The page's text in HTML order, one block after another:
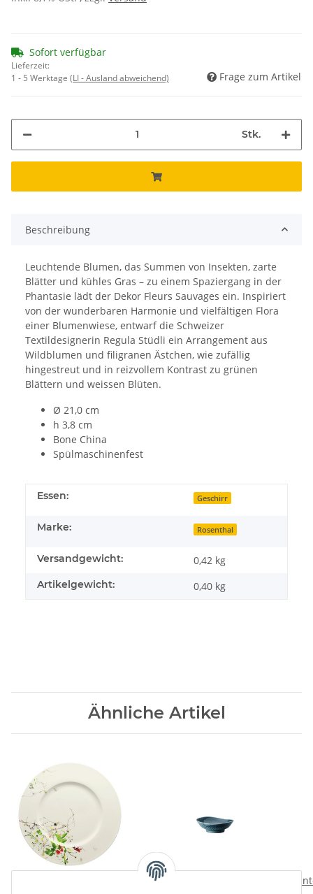
Sofort verfügbar
Lieferzeit:
1 - 5 Werktage (LI - Ausland abweichend) Frage zum Artikel
Stk.
Beschreibung
Leuchtende Blumen, das Summen von Insekten, zarte
Blätter und kühles Gras – zu einem Spaziergang in der
Phantasie lädt der Dekor Fleurs Sauvages ein. Inspiriert
von der wunderbaren Harmonie und vielfältigen Flora
einer Blumenwiese, entwarf die Schweizer
Textildesignerin Regula Stüdli ein Arrangement aus
Wildblumen und filigranen Ästchen, wie zufällig
hingestreut und in reizvollem Kontrast zu grünen
Blättern und weissen Blüten.
Ø 21,0 cm
h 3,8 cm
Bone China
Spülmaschinenfest
Essen: Geschirr
Marke: Rosenthal
Versandgewicht: 0,42 kg
Artikelgewicht: 0,40 kg
Ähnliche Artikel
Junto Ocean Blue Bowl